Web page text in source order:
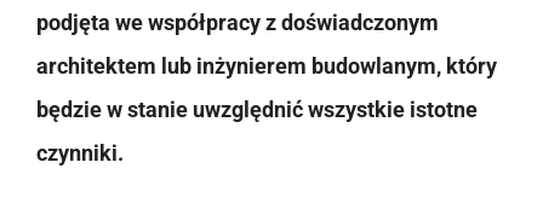
podjęta we współpracy z doświadczonym
architektem lub inżynierem budowlanym, który
będzie w stanie uwzględnić wszystkie istotne
czynniki.